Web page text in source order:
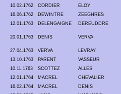
10.02.1762 CORDIER ELOY
16.06.1762 DEWINTRE ZEEGHRES
12.01.1763 DELENGAIGNE DEREUDDRE
20.01.1763 DENIS VERVA
27.04.1763 VERVA LEVRAY
13.10.1763 PARENT VASSEUR
10.11.1763 SCOTTEZ ALLES
12.01.1764 MACREL CHEVALIER
16.02.1764 MACREL DENIS